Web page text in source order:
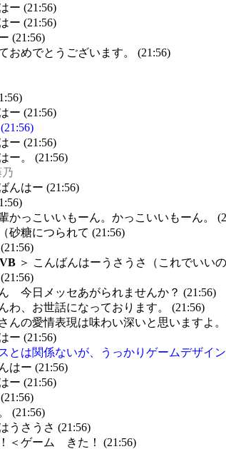
ー (21:56)
ー (21:56)
(21:56)
おめでとうございます。 (21:56)
ー (21:56)
ー (21:56)
ー。 (21:56)
んはー (21:56)
かっこいいもーん。かっこいいもーん。
砂糖につられて (21:56)
＞ こんばんはーうさうさ（これでいい
今日メッセあがられませんか？ (21:56)
わ、お世話になっております。 (21:56)
んの愛情表現は味わい深いと思いますよ
ー (21:56)
とは関係ないが、うっかりゲームデザイ
はー (21:56)
ー (21:56)
(21:56)
うさうさ (21:56)
＜ゲーム きた！ (21:56)